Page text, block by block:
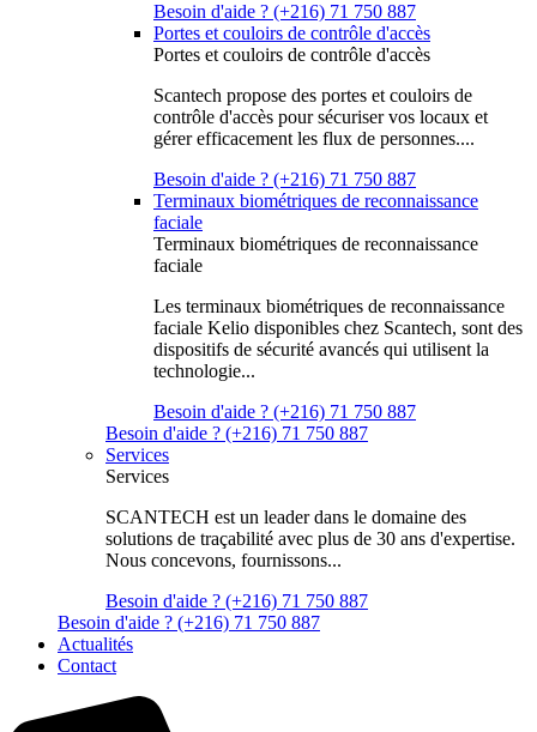
Besoin d'aide ? (+216) 71 750 887
Portes et couloirs de contrôle d'accès
Portes et couloirs de contrôle d'accès
Scantech propose des portes et couloirs de
contrôle d'accès pour sécuriser vos locaux et
gérer efficacement les flux de personnes....
Besoin d'aide ? (+216) 71 750 887
Terminaux biométriques de reconnaissance
faciale
Terminaux biométriques de reconnaissance
faciale
Les terminaux biométriques de reconnaissance
faciale Kelio disponibles chez Scantech, sont des
dispositifs de sécurité avancés qui utilisent la
technologie...
Besoin d'aide ? (+216) 71 750 887
Besoin d'aide ? (+216) 71 750 887
Services
Services
SCANTECH est un leader dans le domaine des
solutions de traçabilité avec plus de 30 ans d'expertise.
Nous concevons, fournissons...
Besoin d'aide ? (+216) 71 750 887
Besoin d'aide ? (+216) 71 750 887
Actualités
Contact